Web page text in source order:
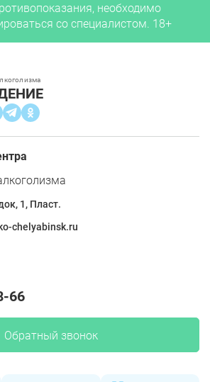
необходимо
со специалистом. 18+
1, Пласт.
chelyabinsk.ru
66
Обратный звонок